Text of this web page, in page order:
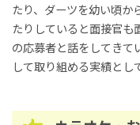
たり、ダーツを幼い頃か
たりしていると面接官も
の応募者と話をしてきて
して取り組める実績とし